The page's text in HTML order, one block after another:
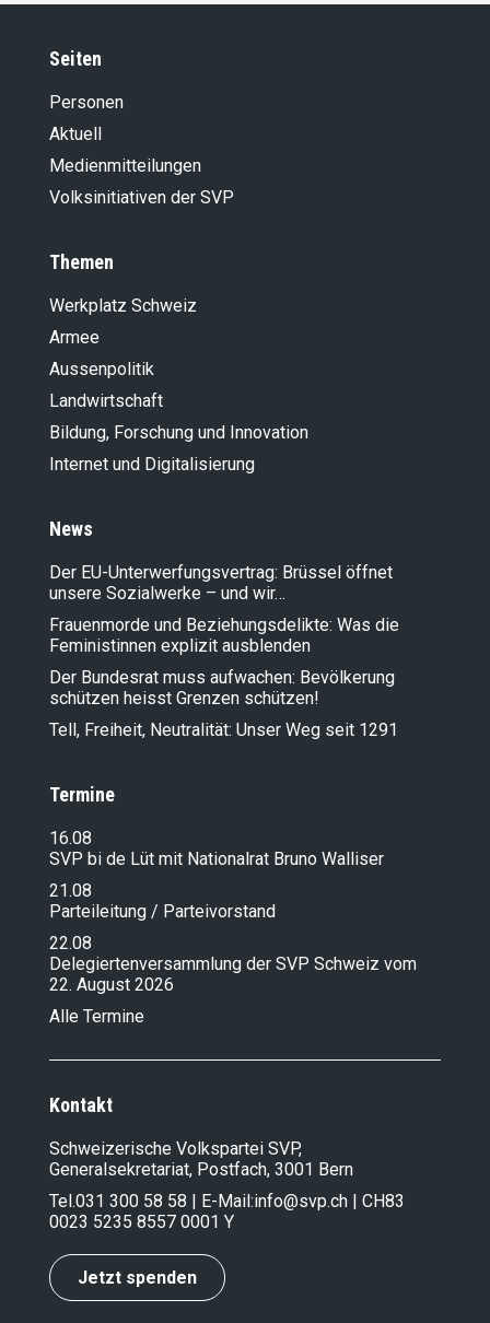
Seiten
Personen
Aktuell
Medienmitteilungen
Volksinitiativen der SVP
Themen
Werkplatz Schweiz
Armee
Aussenpolitik
Landwirt­schaft
Bildung, Forschung und Innovation
Internet und Digitalisierung
News
Der EU-Unterwerfungsvertrag: Brüssel öffnet
unsere Sozialwerke – und wir…
Frauenmorde und Beziehungsdelikte: Was die
Feministinnen explizit ausblenden
Der Bundesrat muss aufwachen: Bevölkerung
schützen heisst Grenzen schützen!
Tell, Freiheit, Neutralität: Unser Weg seit 1291
Termine
16.08
SVP bi de Lüt mit Nationalrat Bruno Walliser
21.08
Parteileitung / Parteivorstand
22.08
Delegiertenversammlung der SVP Schweiz vom
22. August 2026
Alle Termine
Kontakt
Schweizerische Volkspartei SVP,
Generalsekretariat, Postfach, 3001 Bern
Tel.031 300 58 58 | E-Mail:info@svp.ch | CH83
0023 5235 8557 0001 Y
Jetzt spenden